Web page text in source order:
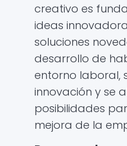
creativo es
ideas
soluciones
desarrollo de
entorno laboral,
innovación y se
posibilidades
mejora de la